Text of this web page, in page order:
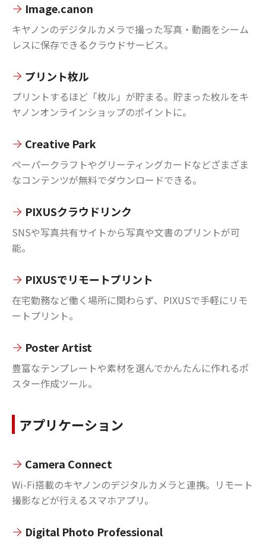
Image.canon
キヤノンのデジタルカメラで撮った写真・動画をシーム
レスに保存できるクラウドサービス。
プリント枚ル
プリントするほど「枚ル」が貯まる。貯まった枚ルをキ
ヤノンオンラインショップのポイントに。
Creative Park
ペーパークラフトやグリーティングカードなどざまざま
なコンテンツが無料でダウンロードできる。
PIXUSクラウドリンク
SNSや写真共有サイトから写真や文書のプリントが可
能。
PIXUSでリモートプリント
在宅勤務など働く場所に関わらず、PIXUSで手軽にリモ
ートプリント。
Poster Artist
豊富なテンプレートや素材を選んでかんたんに作れるポ
スター作成ツール。
アプリケーション
Camera Connect
Wi-Fi搭載のキヤノンのデジタルカメラと連携。リモート
撮影などが行えるスマホアプリ。
Digital Photo Professional